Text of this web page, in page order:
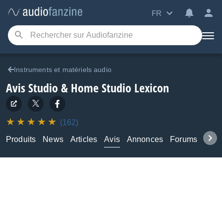
FR
Instruments et matériels audio
Avis Studio & Home Studio Lexicon
(162)
Produits
News Articles Avis Annonces Forums